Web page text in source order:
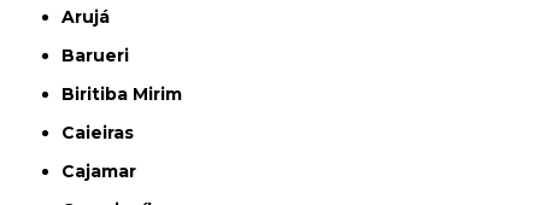
Arujá
Barueri
Biritiba Mirim
Caieiras
Cajamar